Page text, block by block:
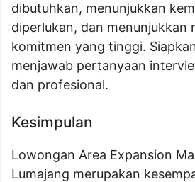
dibutuhkan, menunjukkan
diperlukan, dan menunjukkan
komitmen yang tinggi.
menjawab pertanyaan
dan profesional.
Kesimpulan
Lowongan Area Expansion
Lumajang merupakan